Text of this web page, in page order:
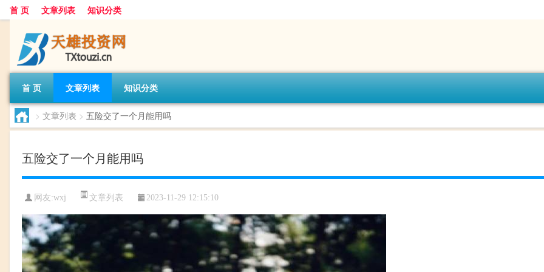
首 页 文章列表 知识分类
首 页 文章列表 知识分类
> 文章列表 > 五险交了一个月能用吗
五险交了一个月能用吗
网友:wxj 文章列表 2023-11-29 12:15:10